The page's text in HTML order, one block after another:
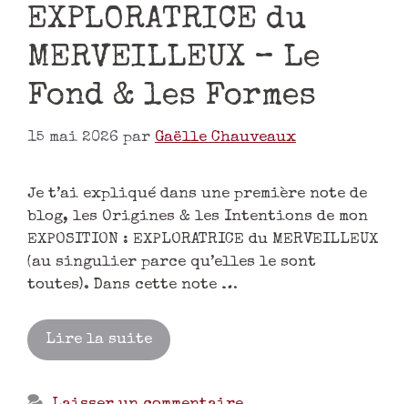
EXPLORATRICE du
MERVEILLEUX – Le
Fond & les Formes
15 mai 2026 par Gaëlle Chauveaux
Je t’ai expliqué dans une première note de
blog, les Origines & les Intentions de mon
EXPOSITION : EXPLORATRICE du MERVEILLEUX
(au singulier parce qu’elles le sont
toutes). Dans cette note …
Lire la suite